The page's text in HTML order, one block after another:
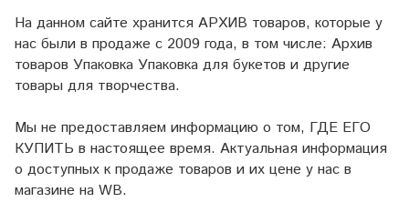
На данном сайте хранится АРХИВ товаров, которые у
нас были в продаже с 2009 года, в том числе: Архив
товаров Упаковка Упаковка для букетов и другие
товары для творчества.
Мы не предоставляем информацию о том, ГДЕ ЕГО
КУПИТЬ в настоящее время. Актуальная информация
о доступных к продаже товаров и их цене у нас в
магазине на WB.